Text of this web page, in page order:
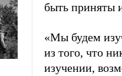
быть приняты
«Мы будем
из того, что
изучении,